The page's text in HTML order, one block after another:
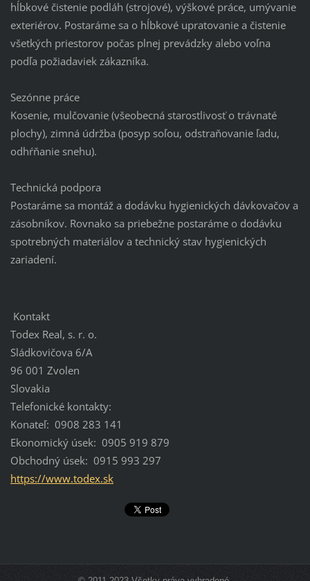
hĺbkové čistenie podláh (strojové), výškové práce, umývanie
exteriérov. Postaráme sa o hĺbkové upratovanie a čistenie
všetkých priestorov počas plnej prevádzky alebo voľna
podľa požiadaviek zákazníka.
Sezónne práce
Kosenie, mulčovanie (všeobecná starostlivosť o trávnaté
plochy), zimná údržba (posyp soľou, odstraňovanie ľadu,
odhŕňanie snehu).
Technická podpora
Postaráme sa montáž a dodávku hygienických dávkovačov a
zásobníkov. Rovnako sa priebežne postaráme o dodávku
spotrebných materiálov a technický stav hygienických
zariadení.
Kontakt
Todex Real, s. r. o.
Sládkovičova 6/A
96 001 Zvolen
Slovakia
Telefonické kontakty:
Konateľ: 0908 283 141
Ekonomický úsek: 0905 919 879
Obchodný úsek: 0915 993 297
https://www.todex.sk